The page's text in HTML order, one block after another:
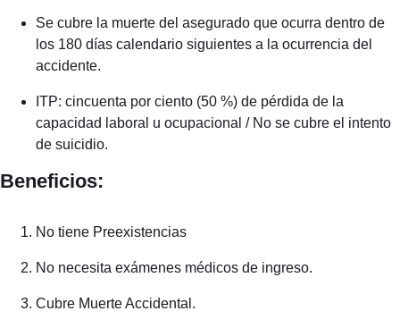
Se cubre la muerte del asegurado que ocurra dentro de
los 180 días calendario siguientes a la ocurrencia del
accidente.
ITP: cincuenta por ciento (50 %) de pérdida de la
capacidad laboral u ocupacional / No se cubre el intento
de suicidio.
Beneficios:
No tiene Preexistencias
No necesita exámenes médicos de ingreso.
Cubre Muerte Accidental.